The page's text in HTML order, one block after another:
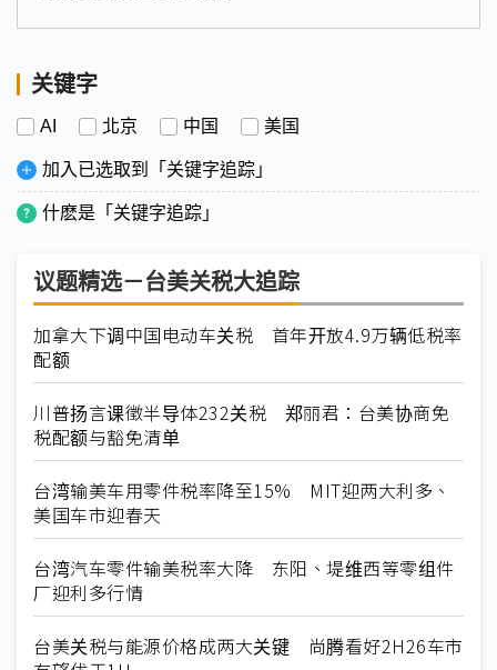
关键字
AI 北京 中国 美国
加入已选取到「关键字追踪」
什麽是「关键字追踪」
议题精选－台美关税大追踪
加拿大下调中国电动车关税 首年开放4.9万辆低税率
配额
川普扬言课徵半导体232关税 郑丽君：台美协商免
税配额与豁免清单
台湾输美车用零件税率降至15% MIT迎两大利多、
美国车市迎春天
台湾汽车零件输美税率大降 东阳、堤维西等零组件
厂迎利多行情
台美关税与能源价格成两大关键 尚腾看好2H26车市